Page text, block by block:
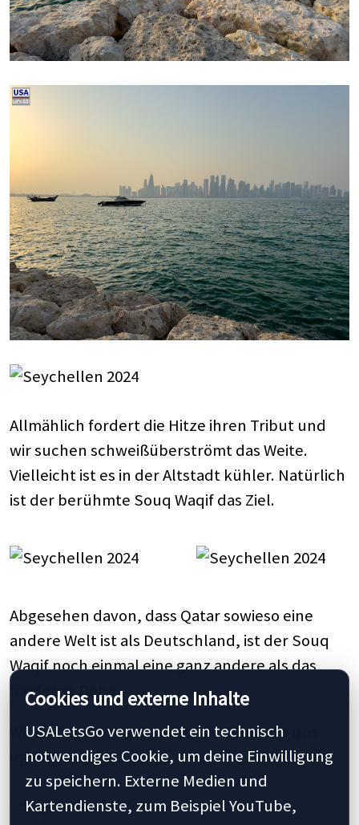
Allmählich fordert die Hitze ihren Tribut und
wir suchen schweißüberströmt das Weite.
Vielleicht ist es in der Altstadt kühler. Natürlich
ist der berühmte Souq Waqif das Ziel.
Abgesehen davon, dass Qatar sowieso eine
andere Welt ist als Deutschland, ist der Souq
Waqif noch einmal eine ganz andere als das
moderne Doha.
Wir sind beim Vogelmarkt, die Tiere tun uns
irgendwie leid.
Cookies und externe Inhalte
USALetsGo verwendet ein technisch
notwendiges Cookie, um deine Einwilligung
zu speichern. Externe Medien und
Kartendienste, zum Beispiel YouTube,